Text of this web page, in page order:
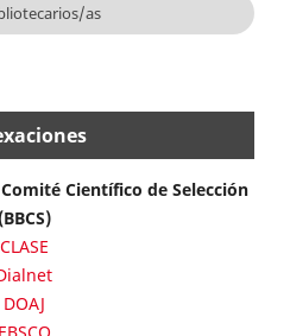
as
Científico de Selección
(BBCS)
CLASE
DOAJ
EBSCO